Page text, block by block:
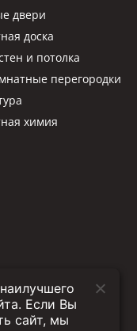
двери
доска
и потолка
перегородки
химия
Если Вы
сайт, мы